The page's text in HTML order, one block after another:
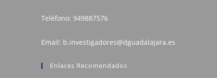
Teléfono: 949887576
Email: b.investigadores@dguadalajara.es
Enlaces Recomendados